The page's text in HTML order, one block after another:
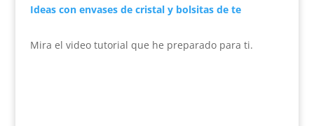
Ideas con envases de cristal y bolsitas de te
Mira el video tutorial que he preparado para ti.